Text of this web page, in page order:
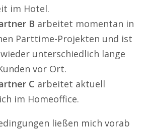
im Hotel.
B arbeitet momentan in
Parttime-Projekten und ist
unterschiedlich lange
vor Ort.
C arbeitet aktuell
im Homeoffice.
ließen mich vorab